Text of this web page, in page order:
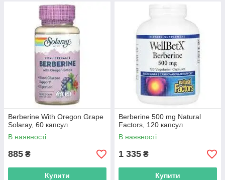
Berberine With Oregon Grape
Solaray, 60 капсул
В наявності
885 ₴
Купити
Berberine 500 mg Natural
Factors, 120 капсул
В наявності
1 335 ₴
Купити